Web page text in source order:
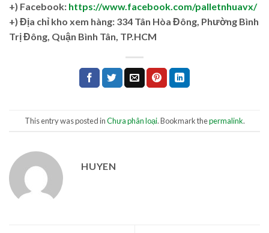
+) Facebook: https://www.facebook.com/palletnhuavx/
+) Địa chỉ kho xem hàng: 334 Tân Hòa Đông, Phường Bình
Trị Đông, Quận Bình Tân, TP.HCM
This entry was posted inChưa phân loại. Bookmark thepermalink.
HUYEN